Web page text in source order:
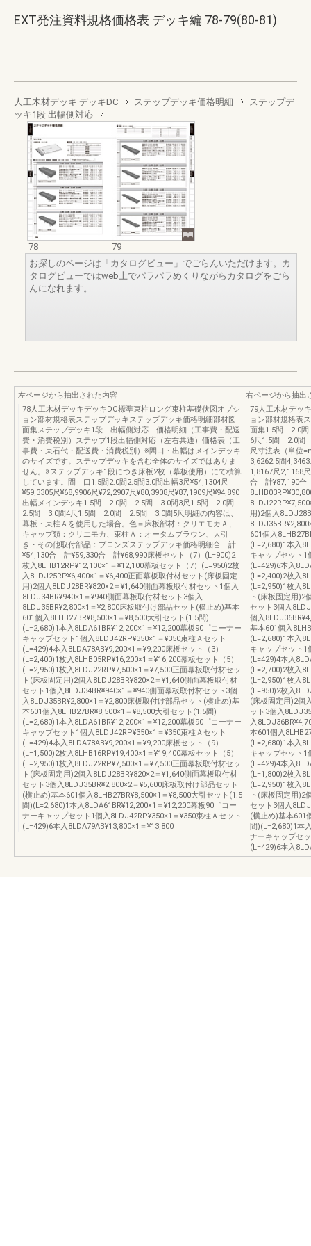
EXT発注資料規格価格表 デッキ編 78-79(80-81)
人工木材デッキ デッキDC ステップデッキ価格明細
ステップデ
ッキ1段 出幅側対応
78
79
お探しのページは「カタログビュー」でごらんいただけます。カ
タログビューではweb上でパラパラめくりながらカタログをごら
んになれます。
左ページから抽出された内容
78人工木材デッキデッキDC標準束柱ロング束柱基礎伏図オプシ
ョン部材規格表ステップデッキステップデッキ価格明細部材図
面集ステップデッキ1段 出幅側対応 価格明細（工事費・配送
費・消費税別）ステップ1段出幅側対応（左右共通）価格表（工
事費・束石代・配送費・消費税別）※間口・出幅はメインデッキ
のサイズです。ステップデッキを含む全体のサイズではありま
せん。※ステップデッキ1段につき床板2枚（幕板使用）にて積算
しています。間 口1.5間2.0間2.5間3.0間出幅3尺¥54,1304尺
¥59,3305尺¥68,9906尺¥72,2907尺¥80,3908尺¥87,1909尺¥94,890
出幅メインデッキ1.5間 2.0間 2.5間 3.0間3尺1.5間 2.0間
2.5間 3.0間4尺1.5間 2.0間 2.5間 3.0間5尺明細の内容は、
幕板・束柱Ａを使用した場合。色＝床板部材：クリエモカＡ、
キャップ類：クリエモカ、束柱Ａ：オータムブラウン、大引
き・その他取付部品：ブロンズステップデッキ価格明細合 計
¥54,130合 計¥59,330合 計¥68,990床板セット（7）(L=900)2
枚入8LHB12RP¥12,100×1＝¥12,100幕板セット（7）(L=950)2枚
入8LDJ25RP¥6,400×1＝¥6,400正面幕板取付材セット(床板固定
用)2個入8LDJ28BR¥820×2＝¥1,640側面幕板取付材セット1個入
8LDJ34BR¥940×1＝¥940側面幕板取付材セット3個入
8LDJ35BR¥2,800×1＝¥2,800床板取付け部品セット(横止め)基本
601個入8LHB27BR¥8,500×1＝¥8,500大引セット(1.5間)
(L=2,680)1本入8LDA61BR¥12,200×1＝¥12,200幕板90゜コーナー
キャップセット1個入8LDJ42RP¥350×1＝¥350束柱Ａセット
(L=429)4本入8LDA78AB¥9,200×1＝¥9,200床板セット（3）
(L=2,400)1枚入8LHB05RP¥16,200×1＝¥16,200幕板セット（5）
(L=2,950)1枚入8LDJ22RP¥7,500×1＝¥7,500正面幕板取付材セッ
ト(床板固定用)2個入8LDJ28BR¥820×2＝¥1,640側面幕板取付材
セット1個入8LDJ34BR¥940×1＝¥940側面幕板取付材セット3個
入8LDJ35BR¥2,800×1＝¥2,800床板取付け部品セット(横止め)基
本601個入8LHB27BR¥8,500×1＝¥8,500大引セット(1.5間)
(L=2,680)1本入8LDA61BR¥12,200×1＝¥12,200幕板90゜コーナー
キャップセット1個入8LDJ42RP¥350×1＝¥350束柱Ａセット
(L=429)4本入8LDA78AB¥9,200×1＝¥9,200床板セット（9）
(L=1,500)2枚入8LHB16RP¥19,400×1＝¥19,400幕板セット（5）
(L=2,950)1枚入8LDJ22RP¥7,500×1＝¥7,500正面幕板取付材セッ
ト(床板固定用)2個入8LDJ28BR¥820×2＝¥1,640側面幕板取付材
セット3個入8LDJ35BR¥2,800×2＝¥5,600床板取付け部品セット
(横止め)基本601個入8LHB27BR¥8,500×1＝¥8,500大引セット(1.5
間)(L=2,680)1本入8LDA61BR¥12,200×1＝¥12,200幕板90゜コー
ナーキャップセット1個入8LDJ42RP¥350×1＝¥350束柱Ａセット
(L=429)6本入8LDA79AB¥13,800×1＝¥13,800
右ページから抽出
79人工木材デッ
ョン部材規格表
面集1.5間 2.0
6尺1.5間 2.0
尺寸法表（単位
3,6262.5間
1,8167尺2,1168
合 計¥87,190合
用)2個入
601個入
(L=2,680)1本入
キャップセット1
(L=429)6本入
(L=2,400)2枚入
(L=2,950)1枚入
ト(床板固定用)2
セット3個入
個入
基本601個入
(L=2,680)1本入
キャップセット1
(L=429)4本入
(L=2,700)2枚入
(L=2,950)1枚入
(L=950)2枚入
(床板固定用)2個
ット3個入
入
本601個入
(L=2,680)1本入
キャップセット1
(L=429)4本入
(L=1,800)2枚入
(L=2,950)1枚入
ト(床板固定用)2
セット3個入
(横止め)基本601
間)(L=2,680)1本
ナーキャップセ
(L=429)6本入